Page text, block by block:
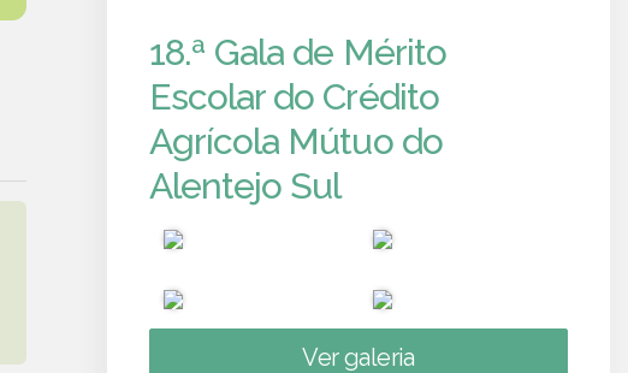
18.ª Gala de Mérito
Escolar do Crédito
Agrícola Mútuo do
Alentejo Sul
Ver galeria